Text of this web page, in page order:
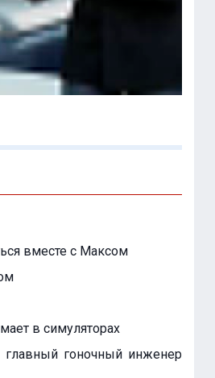
вместе с Максом
в симуляторах
гоночный инженер